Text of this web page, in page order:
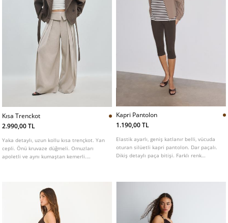
Kısa Trenckot
2.990,00 TL
Yaka detaylı, uzun kollu kısa trençkot. Yan
cepli. Önü kruvaze düğmeli. Omuzları
apoletli ve aynı kumaştan kemerli.
Kapri Pantolon
1.190,00 TL
Elastik ayarlı, geniş katlanır belli, vücuda
oturan silüetli kapri pantolon. Dar paçalı.
Dikiş detaylı paça bitişi. Farklı renk